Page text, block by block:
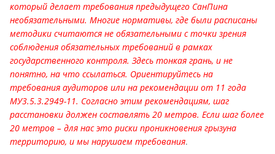
который делает требования предыдущего СанПина
необязательными. Многие нормативы, где были расписаны
методики считаются не обязательными с точки зрения
соблюдения обязательных требований в рамках
государственного контроля. Здесь тонкая грань, и не
понятно, на что ссылаться. Ориентируйтесь на
требования аудиторов или на рекомендации от 11 года
МУ3.5.3.2949-11. Согласно этим рекомендациям, шаг
расстановки должен составлять 20 метров. Если шаг более
20 метров – для нас это риски проникновения грызуна
территорию, и мы нарушаем требования.